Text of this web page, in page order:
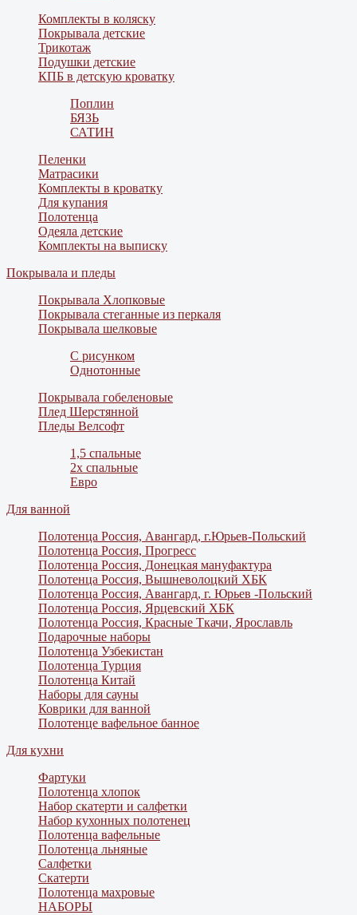
Комплекты в коляску
Покрывала детские
Трикотаж
Подушки детские
КПБ в детскую кроватку
Поплин
БЯЗЬ
САТИН
Пеленки
Матрасики
Комплекты в кроватку
Для купания
Полотенца
Одеяла детские
Комплекты на выписку
Покрывала и пледы
Покрывала Хлопковые
Покрывала стеганные из перкаля
Покрывала шелковые
С рисунком
Однотонные
Покрывала гобеленовые
Плед Шерстянной
Пледы Велсофт
1,5 спальные
2х спальные
Евро
Для ванной
Полотенца Россия, Авангард, г.Юрьев-Польский
Полотенца Россия, Прогресс
Полотенца Россия, Донецкая мануфактура
Полотенца Россия, Вышневолоцкий ХБК
Полотенца Россия, Авангард, г. Юрьев -Польский
Полотенца Россия, Ярцевский ХБК
Полотенца Россия, Красные Ткачи, Ярославль
Подарочные наборы
Полотенца Узбекистан
Полотенца Турция
Полотенца Китай
Наборы для сауны
Коврики для ванной
Полотенце вафельное банное
Для кухни
Фартуки
Полотенца хлопок
Набор скатерти и салфетки
Набор кухонных полотенец
Полотенца вафельные
Полотенца льняные
Салфетки
Скатерти
Полотенца махровые
НАБОРЫ